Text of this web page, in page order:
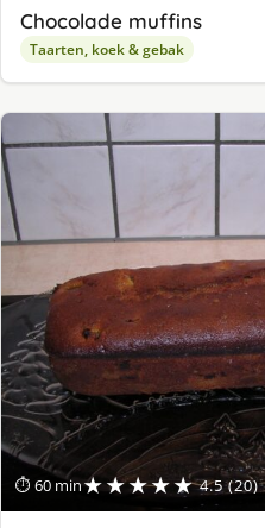
Chocolade muffins
Taarten, koek & gebak
⏱ 60 min★★★★★ 4.5 (20)